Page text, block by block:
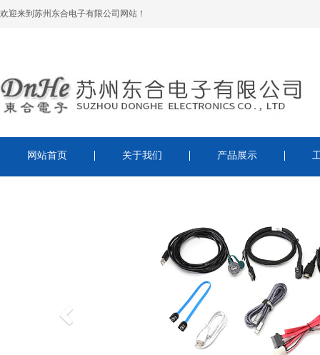
欢迎来到苏州东合电子有限公司网站！
网站首页 关于我们 产品展示